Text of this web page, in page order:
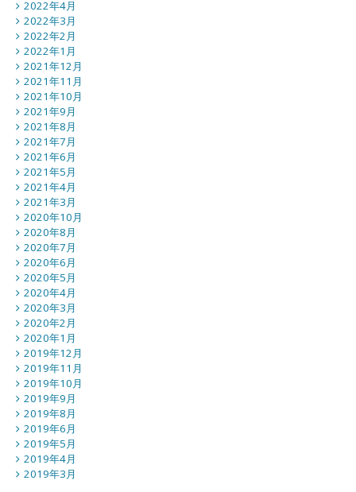
2022年4月
2022年3月
2022年2月
2022年1月
2021年12月
2021年11月
2021年10月
2021年9月
2021年8月
2021年7月
2021年6月
2021年5月
2021年4月
2021年3月
2020年10月
2020年8月
2020年7月
2020年6月
2020年5月
2020年4月
2020年3月
2020年2月
2020年1月
2019年12月
2019年11月
2019年10月
2019年9月
2019年8月
2019年6月
2019年5月
2019年4月
2019年3月